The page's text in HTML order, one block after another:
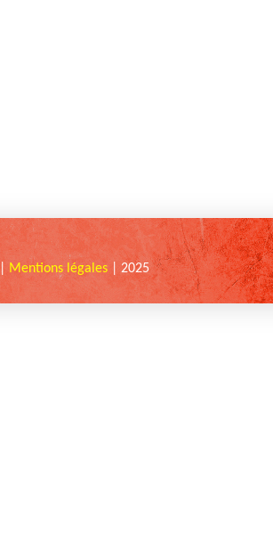
Mentions légales | 2025